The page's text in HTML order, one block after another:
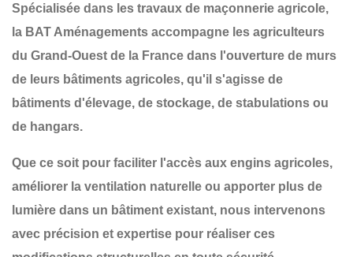
Spécialisée dans les travaux de maçonnerie agricole,
la BAT Aménagements accompagne les agriculteurs
du Grand-Ouest de la France dans l'ouverture de murs
de leurs bâtiments agricoles, qu'il s'agisse de
bâtiments d'élevage, de stockage, de stabulations ou
de hangars.
Que ce soit pour faciliter l'accès aux engins agricoles,
améliorer la ventilation naturelle ou apporter plus de
lumière dans un bâtiment existant, nous intervenons
avec précision et expertise pour réaliser ces